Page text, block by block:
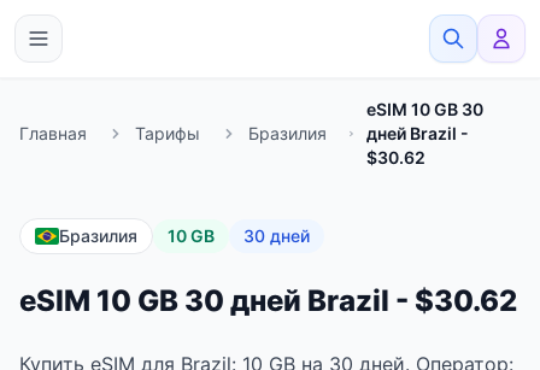
Главная Тарифы Бразилия
eSIM 10 GB 30
дней Brazil -
$30.62
Бразилия 10 GB 30 дней
eSIM 10 GB 30 дней Brazil - $30.62
Купить eSIM для Brazil: 10 GB на 30 дней. Оператор: